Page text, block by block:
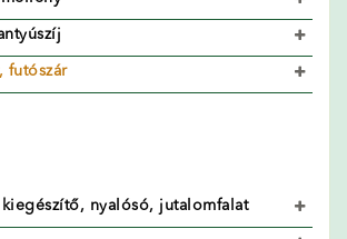
futószár
kiegészítő, nyalósó, jutalomfalat